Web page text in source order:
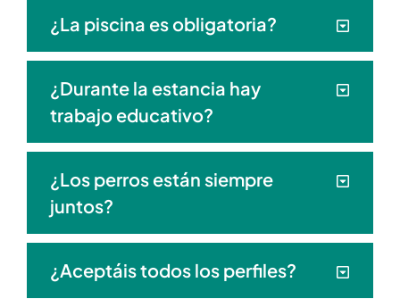
¿La piscina es obligatoria?
¿Durante la estancia hay
trabajo educativo?
¿Los perros están siempre
juntos?
¿Aceptáis todos los perfiles?